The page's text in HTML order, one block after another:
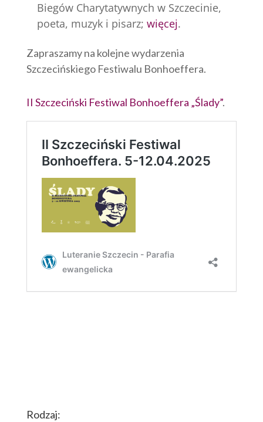
Biegów Charytatywnych w Szczecinie,
poeta, muzyk i pisarz; więcej.
Zapraszamy na kolejne wydarzenia
Szczecińskiego Festiwalu Bonhoeffera.
II Szczeciński Festiwal Bonhoeffera „Ślady”.
Rodzaj: